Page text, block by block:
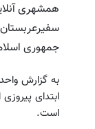
همشهری
جمهوری
به گزارش
ابتدای
است.